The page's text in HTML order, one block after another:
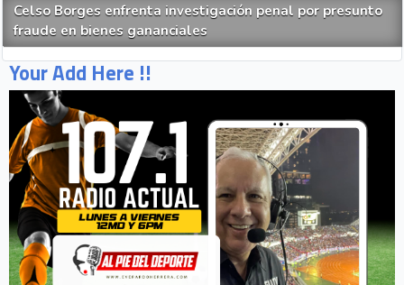
Celso Borges enfrenta investigación penal por presunto
fraude en bienes gananciales
Your Add Here !!